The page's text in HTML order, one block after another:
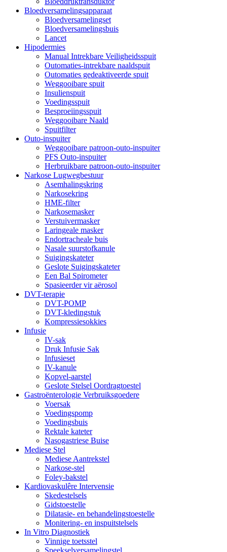
Bloedversamelingsapparaat
Bloedversamelingset
Bloedversamelingsbuis
Lancet
Hipodermies
Manual Intrekbare Veiligheidsspuit
Outomaties-intrekbare naaldspuit
Outomaties gedeaktiveerde spuit
Weggooibare spuit
Insulienspuit
Voedingsspuit
Besproeiingsspuit
Weggooibare Naald
Spuitfilter
Outo-inspuiter
Weggooibare patroon-outo-inspuiter
PFS Outo-inspuiter
Herbruikbare patroon-outo-inspuiter
Narkose Lugwegbestuur
Asemhalingskring
Narkosekring
HME-filter
Narkosemasker
Verstuivermasker
Laringeale masker
Endortracheale buis
Nasale suurstofkanule
Suigingskateter
Geslote Suigingskateter
Een Bal Spirometer
Spasieerder vir aërosol
DVT-terapie
DVT-POMP
DVT-kledingstuk
Kompressiesokkies
Infusie
IV-sak
Druk Infusie Sak
Infusieset
IV-kanule
Kopvel-aarstel
Geslote Stelsel Oordragtoestel
Gastroënterologie Verbruiksgoedere
Voersak
Voedingspomp
Voedingsbuis
Rektale kateter
Nasogastriese Buise
Mediese Stel
Mediese Aantrekstel
Narkose-stel
Foley-bakstel
Kardiovaskulêre Intervensie
Skedestelsels
Gidstoestelle
Dilatasie- en behandelingstoestelle
Monitering- en inspuitstelsels
In Vitro Diagnostiek
Vinnige toetsstel
Speekselversamelingstel